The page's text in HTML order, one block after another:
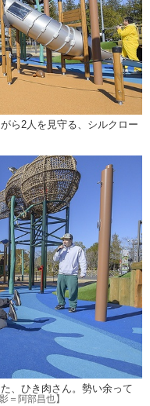
ら2人を見守る、シルクロー
、ひき肉さん。勢い余って
影＝阿部昌也】